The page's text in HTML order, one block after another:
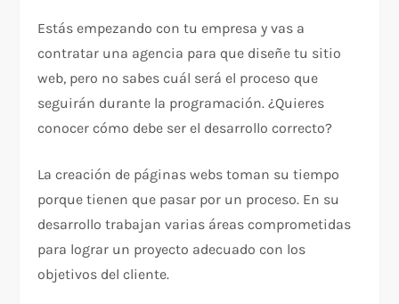
Estás empezando con tu empresa y vas a
contratar una agencia para que diseñe tu sitio
web, pero no sabes cuál será el proceso que
seguirán durante la programación. ¿Quieres
conocer cómo debe ser el desarrollo correcto?
La creación de páginas webs toman su tiempo
porque tienen que pasar por un proceso. En su
desarrollo trabajan varias áreas comprometidas
para lograr un proyecto adecuado con los
objetivos del cliente.